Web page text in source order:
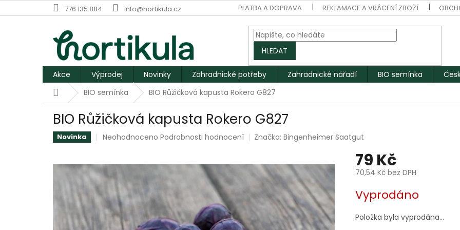
na
776 135 884 info@hortikula.cz PLATBA A DOPRAVA REKLAMACE A VRÁCENÍ ZBOŽÍ
HLEDAT
Akce Výprodej Novinky Zahradnické potřeby Zahradnické nářadí BIO semínka
DomůBIO semínka BIO Růžičková kapusta Rokero G827
BIO Růžičková kapusta Rokero G827
Novinka
Průměrné
je
0,0
hvězdiček.
Neohodnoceno Podrobnosti hodnocení Značka: Bingenheimer Saatgut
79 Kč
70,54 Kč bez DPH
cena:
Vyprodáno
Položka byla vyprodána…